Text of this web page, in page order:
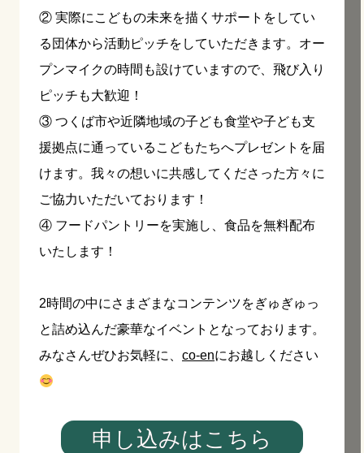
② 実際にこどもの未来を描くサポートをしてい
る団体から活動ピッチをしていただきます。オー
プンマイクの時間も設けていますので、飛び入り
ピッチも大歓迎！
③ つくば市や近隣地域の子ども食堂や子ども支
援拠点に通っているこどもたちへプレゼントを届
けます。我々の想いに共感してくださった方々に
ご協力いただいております！
④ フードパントリーを実施し、食品を無料配布
いたします！
2時間の中にさまざまなコンテンツをぎゅぎゅっ
と詰め込んだ豪華なイベントとなっております。
みなさんぜひお気軽に、 co-enにお越しください
申し込みはこちら